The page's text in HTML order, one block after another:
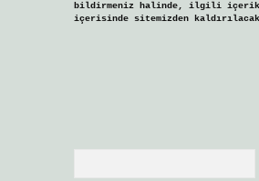
bildirmeniz halinde, ilgili
içerisinde sitemizden